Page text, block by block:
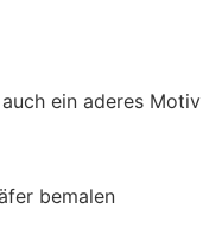
ein aderes Motiv
bemalen